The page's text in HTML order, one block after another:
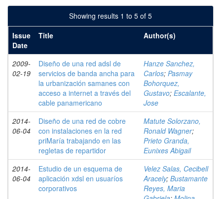
Showing results 1 to 5 of 5
Issue
Date
Title Author(s)
2009-
02-19
Diseño de una red adsl de
servicios de banda ancha para
la urbanización samanes con
acceso a internet a través del
cable panamericano
Hanze Sanchez,
Carlos; Pasmay
Bohorquez,
Gustavo; Escalante,
Jose
2014-
06-04
Diseño de una red de cobre
con instalaciones en la red
priMaría trabajando en las
regletas de repartidor
Matute Solorzano,
Ronald Wagner;
Prieto Granda,
Eunixes Abigail
2014-
06-04
Estudio de un esquema de
aplicación xdsl en usuaríos
corporativos
Velez Salas, Cecibell
Aracely; Bustamante
Reyes, Maria